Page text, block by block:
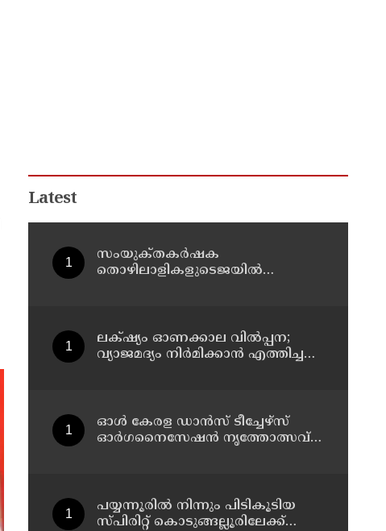
Latest
സംയുക്‌തകർഷക
തൊഴിലാളികളുടെജയിൽ
ലക്‌ഷ്യം ഓണക്കാല വിൽപ്പന;
വ്യാജമദ്യം നിർമിക്കാൻ എത്തിച്ച
ഓൾ കേരള ഡാൻസ് ടീച്ചേഴ്സ്
ഓർഗനൈസേഷൻ നൃത്തോത്സവ് -
പയ്യന്നൂരിൽ നിന്നും പിടികൂടിയ
സ്പിരിറ്റ് കൊടുങ്ങല്ലൂരിലേക്ക്